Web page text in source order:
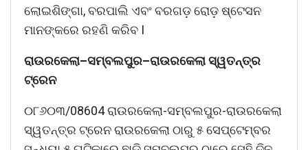
ଲୋଇଶିଙ୍ଗା, ବରପାଲି ଏବଂ ବରଗଡ଼ ରୋଡ଼ ଷ୍ଟେସନ
ମାନଙ୍କରେ ରହଣି କରିବ I
ରାଉରକେଲା–ସମ୍ବଲପୁର–ରାଉରକେଲାସ୍ୱତନ୍ତ୍ର
ଟ୍ରେନ
୦୮୬୦୩/08604 ରାଉରକେଲା-ସମ୍ବଲପୁର-ରାଉରକେଲା
ସ୍ୱତନ୍ତ୍ର ଟ୍ରେନ ରାଉରକେଲା ଠାରୁ ୫ ସେପ୍ଟେମ୍ବର